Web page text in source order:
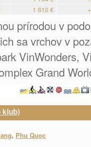
1 610 €
prírodou v
sa vrchov v
VinWonders,
Grand
klub)
, Phu Quoc